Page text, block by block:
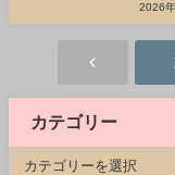
2026
カテゴリー